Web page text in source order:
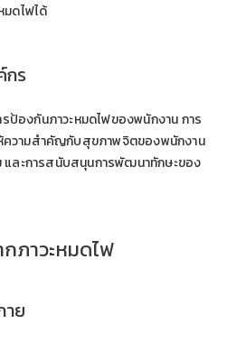
มดไฟได้
กร
องกันภาวะหมดไฟของพนักงาน การ
วามสำคัญกับสุขภาพจิตของพนักงาน
และการสนับสนุนการพัฒนาทักษะของ
ภาวะหมดไฟ
าย